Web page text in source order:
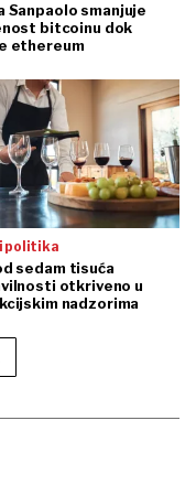
Sanpaolo smanjuje
bitcoinu dok
ethereum
politika
sedam tisuća
otkriveno u
nadzorima